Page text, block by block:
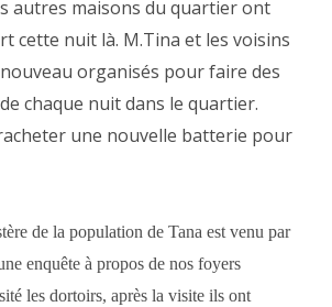
autres maisons du quartier ont
cette nuit là. M.Tina et les voisins
organisés pour faire des
chaque nuit dans le quartier.
une nouvelle batterie pour
de la population de Tana est venu par
enquête à propos de nos foyers
les dortoirs, après la visite ils ont